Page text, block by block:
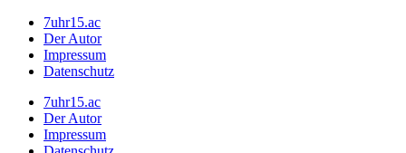
7uhr15.ac
Der Autor
Impressum
Datenschutz
7uhr15.ac
Der Autor
Impressum